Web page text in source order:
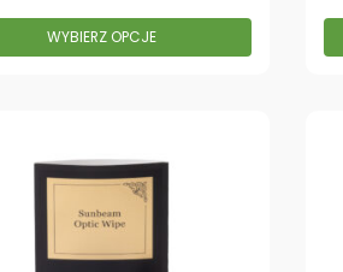
WYBIERZ OPCJE